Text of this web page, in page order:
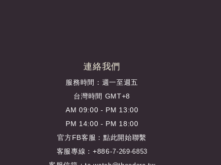
連絡我們
服務時間：週一至週五
台灣時間 GMT+8
AM 09:00 - PM 13:00
PM 14:00 - PM 18:00
官方FB客服：點此開始聯繫
客服專線：+886-7-269-6853